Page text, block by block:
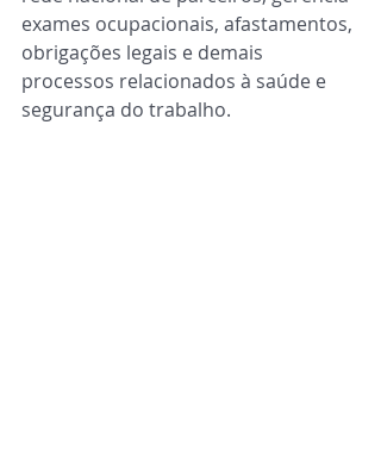
exames ocupacionais, afastamentos,
obrigações legais e demais
processos relacionados à saúde e
segurança do trabalho.